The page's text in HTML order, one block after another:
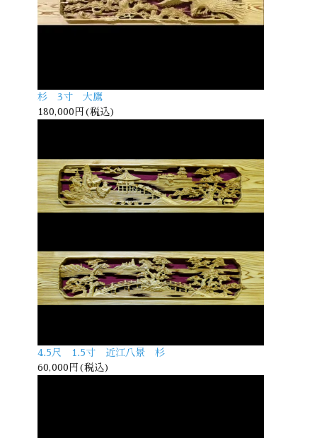
杉 3寸 大鷹
180,000円(税込)
4.5尺 1.5寸 近江八景 杉
60,000円(税込)